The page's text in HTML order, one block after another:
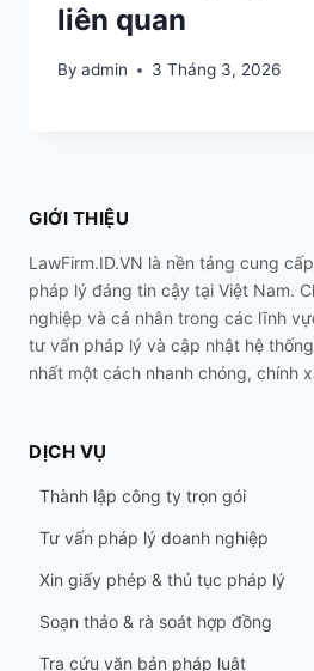
liên quan
By admin 3 Tháng 3, 2026
GIỚI THIỆU
LawFirm.ID.VN là nền tảng cung
pháp lý đáng tin cậy tại Việt Nam.
nghiệp và cá nhân trong các lĩnh
tư vấn pháp lý và cập nhật hệ
nhất một cách nhanh chóng, chính
DỊCH VỤ
Thành lập công ty trọn gói
Tư vấn pháp lý doanh nghiệp
Xin giấy phép & thủ tục pháp lý
Soạn thảo & rà soát hợp đồng
Tra cứu văn bản pháp luật